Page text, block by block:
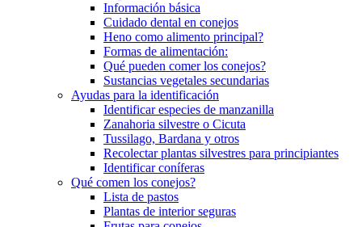
Información básica
Cuidado dental en conejos
Heno como alimento principal?
Formas de alimentación:
Qué pueden comer los conejos?
Sustancias vegetales secundarias
Ayudas para la identificación
Identificar especies de manzanilla
Zanahoria silvestre o Cicuta
Tussilago, Bardana y otros
Recolectar plantas silvestres para principiantes
Identificar coníferas
Qué comen los conejos?
Lista de pastos
Plantas de interior seguras